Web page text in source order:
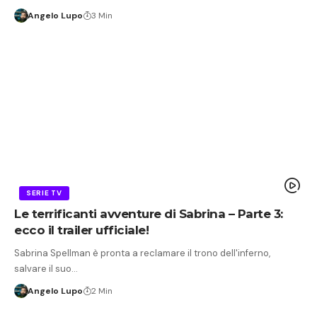
Angelo Lupo 3 Min
SERIE TV
Le terrificanti avventure di Sabrina – Parte 3:
ecco il trailer ufficiale!
Sabrina Spellman è pronta a reclamare il trono dell'inferno,
salvare il suo…
Angelo Lupo 2 Min